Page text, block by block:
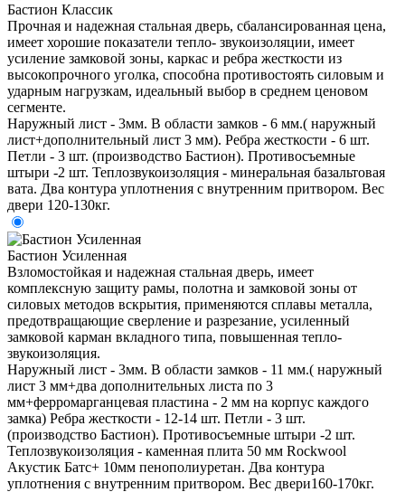
Бастион Классик
Прочная и надежная стальная дверь, сбалансированная цена,
имеет хорошие показатели тепло- звукоизоляции, имеет
усиление замковой зоны, каркас и ребра жесткости из
высокопрочного уголка, способна противостоять силовым и
ударным нагрузкам, идеальный выбор в среднем ценовом
сегменте.
Наружный лист - 3мм. В области замков - 6 мм.( наружный
лист+дополнительный лист 3 мм). Ребра жесткости - 6 шт.
Петли - 3 шт. (производство Бастион). Противосъемные
штыри -2 шт. Теплозвукоизоляция - минеральная базальтовая
вата. Два контура уплотнения с внутренним притвором. Вес
двери 120-130кг.
Бастион Усиленная
Взломостойкая и надежная стальная дверь, имеет
комплексную защиту рамы, полотна и замковой зоны от
силовых методов вскрытия, применяются сплавы металла,
предотвращающие сверление и разрезание, усиленный
замковой карман вкладного типа, повышенная тепло-
звукоизоляция.
Наружный лист - 3мм. В области замков - 11 мм.( наружный
лист 3 мм+два дополнительных листа по 3
мм+ферромарганцевая пластина - 2 мм на корпус каждого
замка) Ребра жесткости - 12-14 шт. Петли - 3 шт.
(производство Бастион). Противосъемные штыри -2 шт.
Теплозвукоизоляция - каменная плита 50 мм Rockwool
Акустик Батс+ 10мм пенополиуретан. Два контура
уплотнения с внутренним притвором. Вес двери160-170кг.